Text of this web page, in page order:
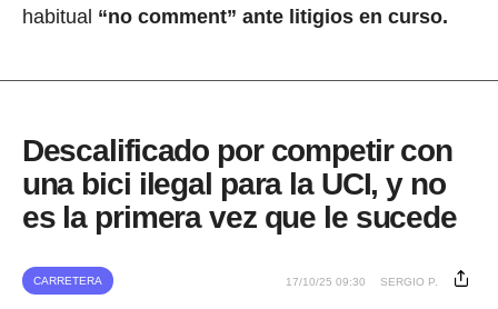
habitual “no comment” ante litigios en curso.
Descalificado por competir con
una bici ilegal para la UCI, y no
es la primera vez que le sucede
CARRETERA 17/10/25 09:30 SERGIO P.